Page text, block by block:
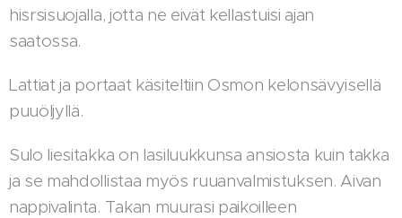
hisrsisuojalla, jotta ne eivät kellastuisi ajan
saatossa.
Lattiat ja portaat käsiteltiin Osmon kelonsävyisellä
puuöljyllä.
Sulo liesitakka on lasiluukkunsa ansiosta kuin takka
ja se mahdollistaa myös ruuanvalmistuksen. Aivan
nappivalinta. Takan muurasi paikoilleen